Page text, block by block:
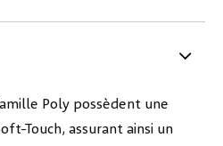
Poly possèdent une
Touch, assurant ainsi un